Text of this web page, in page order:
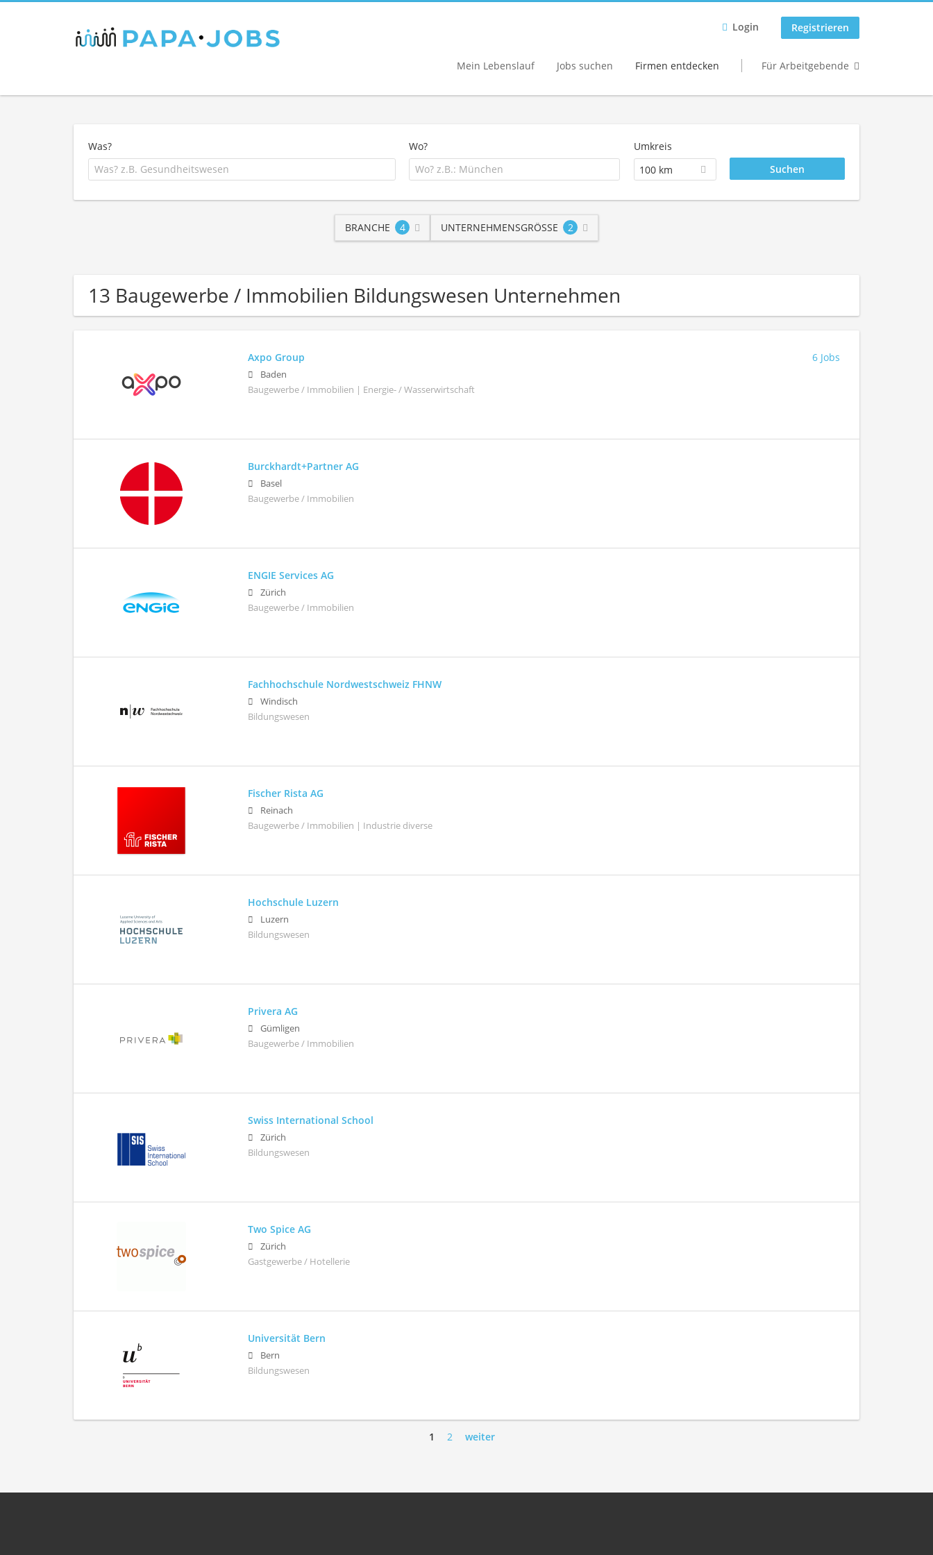
Login Registrieren
Mein Lebenslauf Jobs suchen Firmen entdecken Für Arbeitgebende
Was? Wo?
Umkreis
100 km
BRANCHE 4 UNTERNEHMENSGRÖSSE 2
13 Baugewerbe / Immobilien Bildungswesen Unternehmen
Axpo Group
Baden
Baugewerbe / Immobilien | Energie- / Wasserwirtschaft
6 Jobs
Burckhardt+Partner AG
Basel
Baugewerbe / Immobilien
ENGIE Services AG
Zürich
Baugewerbe / Immobilien
Fachhochschule Nordwestschweiz FHNW
Windisch
Bildungswesen
Fischer Rista AG
Reinach
Baugewerbe / Immobilien | Industrie diverse
Hochschule Luzern
Luzern
Bildungswesen
Privera AG
Gümligen
Baugewerbe / Immobilien
Swiss International School
Zürich
Bildungswesen
Two Spice AG
Zürich
Gastgewerbe / Hotellerie
Universität Bern
Bern
Bildungswesen
1 2 weiter